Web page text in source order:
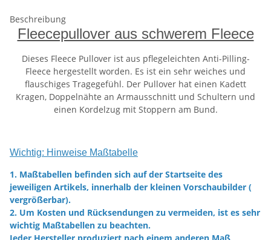
Beschreibung
Fleecepullover aus schwerem Fleece
Dieses Fleece Pullover ist aus pflegeleichten Anti-Pilling-
Fleece hergestellt worden. Es ist ein sehr weiches und
flauschiges Tragegefühl. Der Pullover hat einen Kadett
Kragen, Doppelnähte an Armausschnitt und Schultern und
einen Kordelzug mit Stoppern am Bund.
Wichtig: Hinweise Maßtabelle
1. Maßtabellen befinden sich auf der Startseite des
jeweiligen Artikels, innerhalb der kleinen Vorschaubilder (
vergrößerbar).
2. Um Kosten und Rücksendungen zu vermeiden, ist es sehr
wichtig Maßtabellen zu beachten.